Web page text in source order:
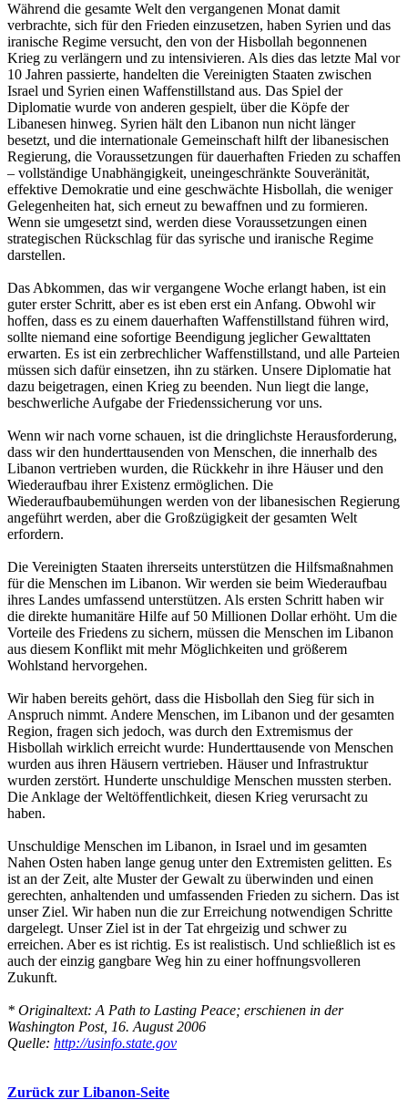
Während die gesamte Welt den vergangenen Monat damit
verbrachte, sich für den Frieden einzusetzen, haben Syrien und das
iranische Regime versucht, den von der Hisbollah begonnenen
Krieg zu verlängern und zu intensivieren. Als dies das letzte Mal vor
10 Jahren passierte, handelten die Vereinigten Staaten zwischen
Israel und Syrien einen Waffenstillstand aus. Das Spiel der
Diplomatie wurde von anderen gespielt, über die Köpfe der
Libanesen hinweg. Syrien hält den Libanon nun nicht länger
besetzt, und die internationale Gemeinschaft hilft der libanesischen
Regierung, die Voraussetzungen für dauerhaften Frieden zu schaffen
– vollständige Unabhängigkeit, uneingeschränkte Souveränität,
effektive Demokratie und eine geschwächte Hisbollah, die weniger
Gelegenheiten hat, sich erneut zu bewaffnen und zu formieren.
Wenn sie umgesetzt sind, werden diese Voraussetzungen einen
strategischen Rückschlag für das syrische und iranische Regime
darstellen.
Das Abkommen, das wir vergangene Woche erlangt haben, ist ein
guter erster Schritt, aber es ist eben erst ein Anfang. Obwohl wir
hoffen, dass es zu einem dauerhaften Waffenstillstand führen wird,
sollte niemand eine sofortige Beendigung jeglicher Gewalttaten
erwarten. Es ist ein zerbrechlicher Waffenstillstand, und alle Parteien
müssen sich dafür einsetzen, ihn zu stärken. Unsere Diplomatie hat
dazu beigetragen, einen Krieg zu beenden. Nun liegt die lange,
beschwerliche Aufgabe der Friedenssicherung vor uns.
Wenn wir nach vorne schauen, ist die dringlichste Herausforderung,
dass wir den hunderttausenden von Menschen, die innerhalb des
Libanon vertrieben wurden, die Rückkehr in ihre Häuser und den
Wiederaufbau ihrer Existenz ermöglichen. Die
Wiederaufbaubemühungen werden von der libanesischen Regierung
angeführt werden, aber die Großzügigkeit der gesamten Welt
erfordern.
Die Vereinigten Staaten ihrerseits unterstützen die Hilfsmaßnahmen
für die Menschen im Libanon. Wir werden sie beim Wiederaufbau
ihres Landes umfassend unterstützen. Als ersten Schritt haben wir
die direkte humanitäre Hilfe auf 50 Millionen Dollar erhöht. Um die
Vorteile des Friedens zu sichern, müssen die Menschen im Libanon
aus diesem Konflikt mit mehr Möglichkeiten und größerem
Wohlstand hervorgehen.
Wir haben bereits gehört, dass die Hisbollah den Sieg für sich in
Anspruch nimmt. Andere Menschen, im Libanon und der gesamten
Region, fragen sich jedoch, was durch den Extremismus der
Hisbollah wirklich erreicht wurde: Hunderttausende von Menschen
wurden aus ihren Häusern vertrieben. Häuser und Infrastruktur
wurden zerstört. Hunderte unschuldige Menschen mussten sterben.
Die Anklage der Weltöffentlichkeit, diesen Krieg verursacht zu
haben.
Unschuldige Menschen im Libanon, in Israel und im gesamten
Nahen Osten haben lange genug unter den Extremisten gelitten. Es
ist an der Zeit, alte Muster der Gewalt zu überwinden und einen
gerechten, anhaltenden und umfassenden Frieden zu sichern. Das ist
unser Ziel. Wir haben nun die zur Erreichung notwendigen Schritte
dargelegt. Unser Ziel ist in der Tat ehrgeizig und schwer zu
erreichen. Aber es ist richtig. Es ist realistisch. Und schließlich ist es
auch der einzig gangbare Weg hin zu einer hoffnungsvolleren
Zukunft.
* Originaltext: A Path to Lasting Peace; erschienen in der
Washington Post, 16. August 2006
Quelle: http://usinfo.state.gov
Zurück zur Libanon-Seite